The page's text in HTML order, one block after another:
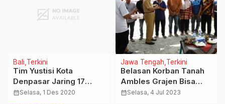
Bali Terkini
Tim Yustisi Kota
Denpasar Jaring 17
Orang Pelanggar
calendar_monthSelasa, 1 Des 2020
Jawa Tengah Terkini
Belasan Korban Tanah
Ambles Grajen Bisa
Tempati Rumah Baru
calendar_monthSelasa, 4 Jul 2023